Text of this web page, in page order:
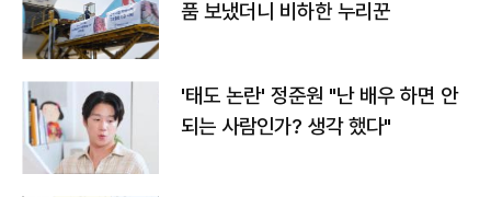
품 보냈더니 비하한 누리꾼
'태도 논란' 정준원 "난 배우 하면 안
되는 사람인가? 생각 했다"